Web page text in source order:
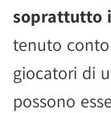
soprattutto
tenuto
giocatori di
possono